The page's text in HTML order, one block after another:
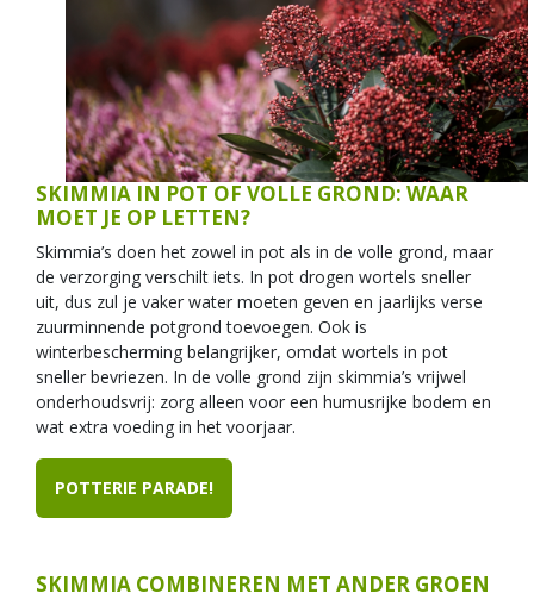
SKIMMIA IN POT OF VOLLE GROND: WAAR
MOET JE OP LETTEN?
Skimmia’s doen het zowel in pot als in de volle grond, maar
de verzorging verschilt iets. In pot drogen wortels sneller
uit, dus zul je vaker water moeten geven en jaarlijks verse
zuurminnende potgrond toevoegen. Ook is
winterbescherming belangrijker, omdat wortels in pot
sneller bevriezen. In de volle grond zijn skimmia’s vrijwel
onderhoudsvrij: zorg alleen voor een humusrijke bodem en
wat extra voeding in het voorjaar.
POTTERIE PARADE!
SKIMMIA COMBINEREN MET ANDER GROEN